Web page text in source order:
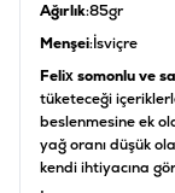
Ağırlık:85gr
Menşei:İsviçre
Felix somonlu ve
tüketeceği
beslenmesine ek
yağ oranı düşük
kendi ihtiyacına